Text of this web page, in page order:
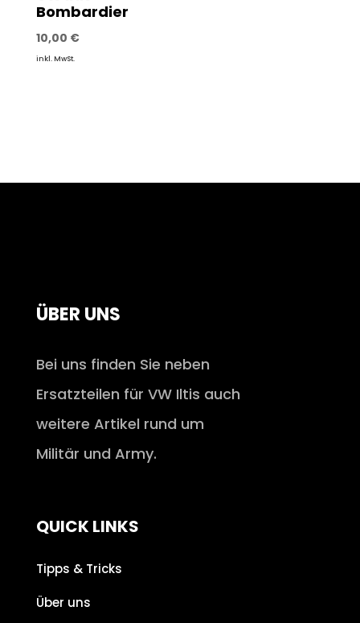
Bombardier
10,00 €
inkl. MwSt.
ÜBER UNS
Bei uns finden Sie neben
Ersatzteilen für VW Iltis auch
weitere Artikel rund um
Militär und Army.
QUICK LINKS
Tipps & Tricks
Über uns